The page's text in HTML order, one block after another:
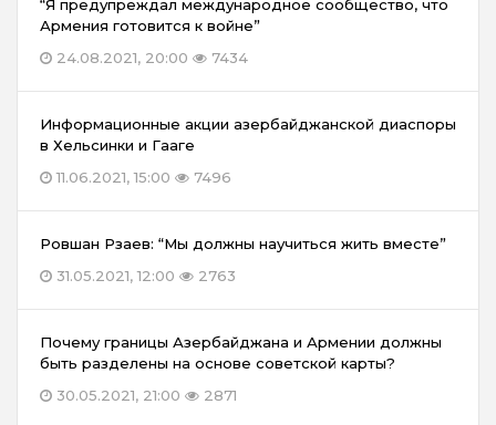
“Я предупреждал международное сообщество, что
Армения готовится к войне”
24.08.2021, 20:00
7434
Информационные акции азербайджанской диаспоры
в Хельсинки и Гааге
11.06.2021, 15:00
7496
Ровшан Рзаев: “Мы должны научиться жить вместе”
31.05.2021, 12:00
2763
Почему границы Азербайджана и Армении должны
быть разделены на основе советской карты?
30.05.2021, 21:00
2871